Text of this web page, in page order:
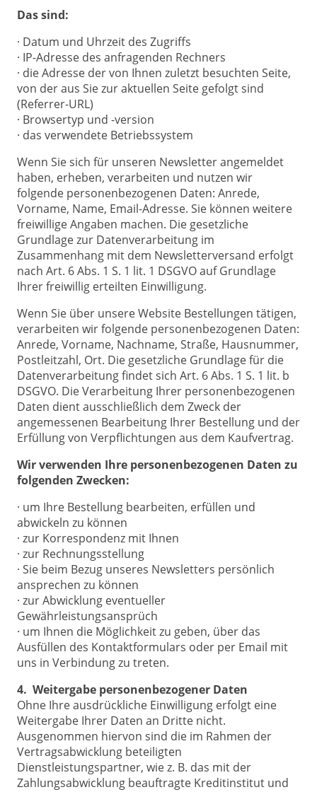
Das sind:
· Datum und Uhrzeit des Zugriffs
· IP-Adresse des anfragenden Rechners
· die Adresse der von Ihnen zuletzt besuchten Seite,
von der aus Sie zur aktuellen Seite gefolgt sind
(Referrer-URL)
· Browsertyp und -version
· das verwendete Betriebssystem
Wenn Sie sich für unseren Newsletter angemeldet
haben, erheben, verarbeiten und nutzen wir
folgende personenbezogenen Daten: Anrede,
Vorname, Name, Email-Adresse. Sie können weitere
freiwillige Angaben machen. Die gesetzliche
Grundlage zur Datenverarbeitung im
Zusammenhang mit dem Newsletterversand erfolgt
nach Art. 6 Abs. 1 S. 1 lit. 1 DSGVO auf Grundlage
Ihrer freiwillig erteilten Einwilligung.
Wenn Sie über unsere Website Bestellungen tätigen,
verarbeiten wir folgende personenbezogenen Daten:
Anrede, Vorname, Nachname, Straße, Hausnummer,
Postleitzahl, Ort. Die gesetzliche Grundlage für die
Datenverarbeitung findet sich Art. 6 Abs. 1 S. 1 lit. b
DSGVO. Die Verarbeitung Ihrer personenbezogenen
Daten dient ausschließlich dem Zweck der
angemessenen Bearbeitung Ihrer Bestellung und der
Erfüllung von Verpflichtungen aus dem Kaufvertrag.
Wir verwenden Ihre personenbezogenen Daten zu
folgenden Zwecken:
· um Ihre Bestellung bearbeiten, erfüllen und
abwickeln zu können
· zur Korrespondenz mit Ihnen
· zur Rechnungsstellung
· Sie beim Bezug unseres Newsletters persönlich
ansprechen zu können
· zur Abwicklung eventueller
Gewährleistungsansprüch
· um Ihnen die Möglichkeit zu geben, über das
Ausfüllen des Kontaktformulars oder per Email mit
uns in Verbindung zu treten.
4. Weitergabe personenbezogener Daten
Ohne Ihre ausdrückliche Einwilligung erfolgt eine
Weitergabe Ihrer Daten an Dritte nicht.
Ausgenommen hiervon sind die im Rahmen der
Vertragsabwicklung beteiligten
Dienstleistungspartner, wie z. B. das mit der
Zahlungsabwicklung beauftragte Kreditinstitut und